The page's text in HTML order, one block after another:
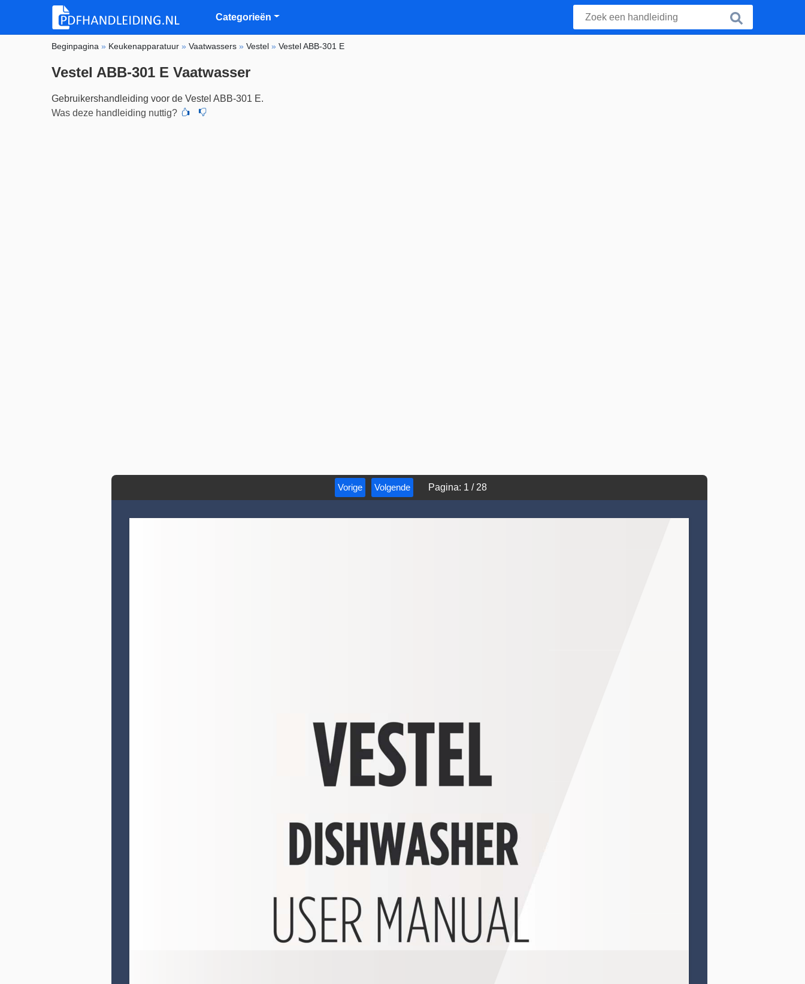
Categorieën
Beginpagina » Keukenapparatuur »Vaatwassers »Vestel »Vestel ABB-301 E
Vestel ABB-301 E Vaatwasser
Gebruikershandleiding voor de Vestel ABB-301 E.
Was deze handleiding nuttig?
Vorige Volgende Pagina: 1 / 28